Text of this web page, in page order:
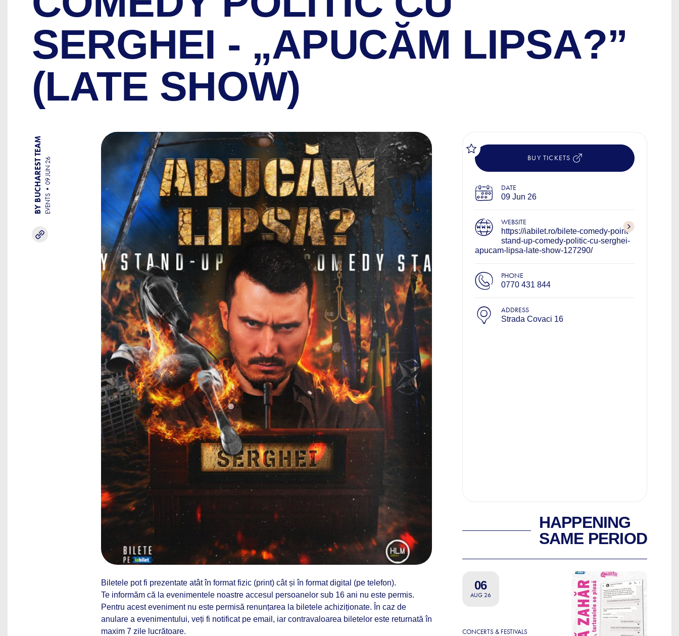
SERGHEI - „APUCĂM LIPSA?”
(LATE SHOW)
BY BUCHAREST TEAM EVENTS
09 JUN 26
Biletele pot fi prezentate atât în format fizic (print) cât și în format digital (pe telefon).
Te informăm că la evenimentele noastre accesul persoanelor sub 16 ani nu este permis.
Pentru acest eveniment nu este permisă renunțarea la biletele achiziționate. În caz de
anulare a evenimentului, veți fi notificat pe email, iar contravaloarea biletelor este returnată în
maxim 7 zile lucrătoare.
BUY TICKETS
DATE
09 Jun 26
WEBSITE
https://iabilet.ro/bilete-comedy-point-
stand-up-comedy-politic-cu-serghei-
apucam-lipsa-late-show-127290/
PHONE
0770 431 844
ADDRESS
Strada Covaci 16
HAPPENING
SAME PERIOD
06
AUG 26
CONCERTS & FESTIVALS